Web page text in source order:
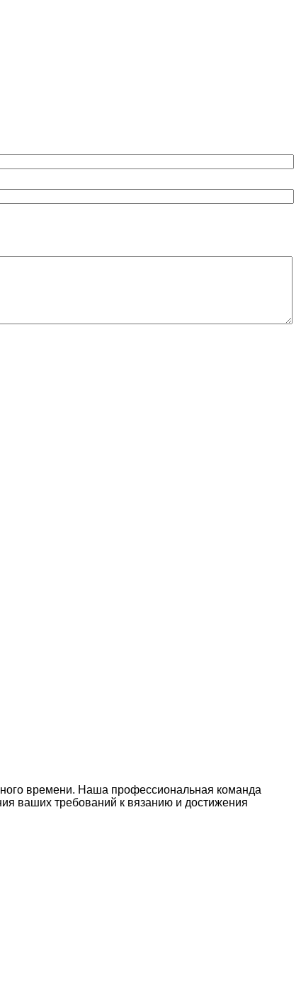
времени. Наша профессиональная команда
ваших требований к вязанию и достижения